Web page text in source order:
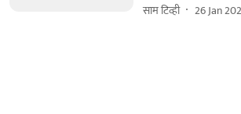
साम टिव्ही 26 Jan